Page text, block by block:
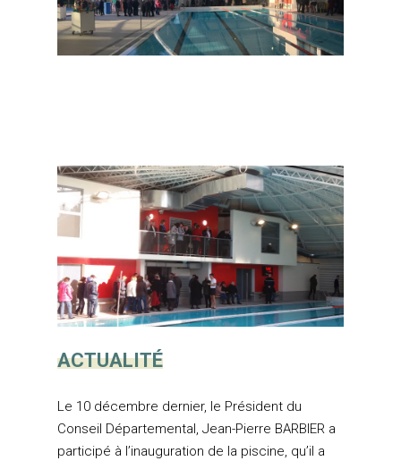
ACTUALITÉ
Le 10 décembre dernier, le Président du
Conseil Départemental, Jean-Pierre BARBIER a
participé à l’inauguration de la piscine, qu’il a